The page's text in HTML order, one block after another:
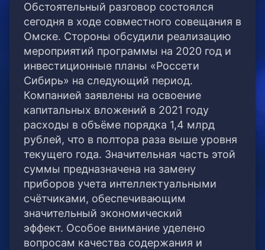
Обстоятельный разговор состоялся
сегодня в ходе совместного совещания в
Омске. Стороны обсудили реализацию
мероприятий программы на 2020 год и
инвестиционные планы «Россети
Сибирь» на следующий период.
Компанией заявлены на освоение
капитальных вложений в 2021 году
расходы в объёме порядка 1,4 млрд
рублей, что в полтора раза выше уровня
текущего года. Значительная часть этой
суммы предназначена на замену
приборов учета интеллектуальными
счётчиками, обеспечивающим
значительный экономический
эффект. Особое внимание уделено
вопросам качества содержания и